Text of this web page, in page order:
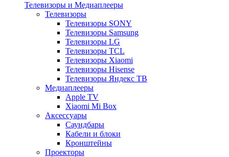
Телевизоры и Медиаплееры
Телевизоры
Телевизоры SONY
Телевизоры Samsung
Телевизоры LG
Телевизоры TCL
Телевизоры Xiaomi
Телевизоры Hisense
Телевизоры Яндекс ТВ
Медиаплееры
Apple TV
Xiaomi Mi Box
Аксессуары
Саундбары
Кабели и блоки
Кронштейны
Проекторы